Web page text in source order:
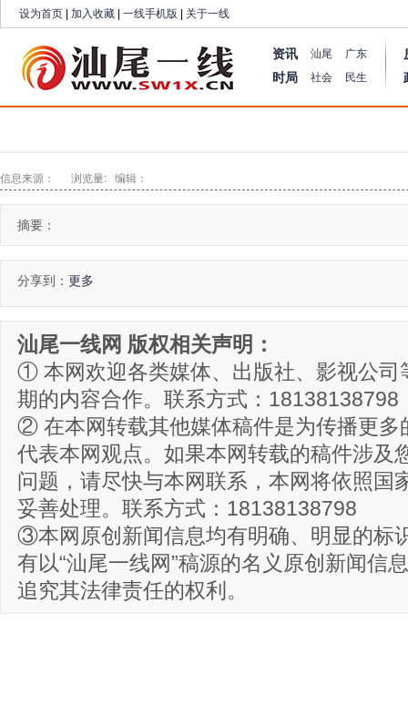
设为首页 加入收藏 一线手机版 关于一线
资讯 汕尾 广东
时局 社会 民生
信息来源： 浏览量: 编辑：
摘要：
分享到： 更多
汕尾一线网 版权相关声明：
① 本网欢迎各类媒体、出版社、影视公司
期的内容合作。联系方式：18138138798
② 在本网转载其他媒体稿件是为传播更多
代表本网观点。如果本网转载的稿件涉及
问题，请尽快与本网联系，本网将依照国
妥善处理。联系方式：18138138798
③本网原创新闻信息均有明确、明显的标
有以“汕尾一线网”稿源的名义原创新闻信
追究其法律责任的权利。